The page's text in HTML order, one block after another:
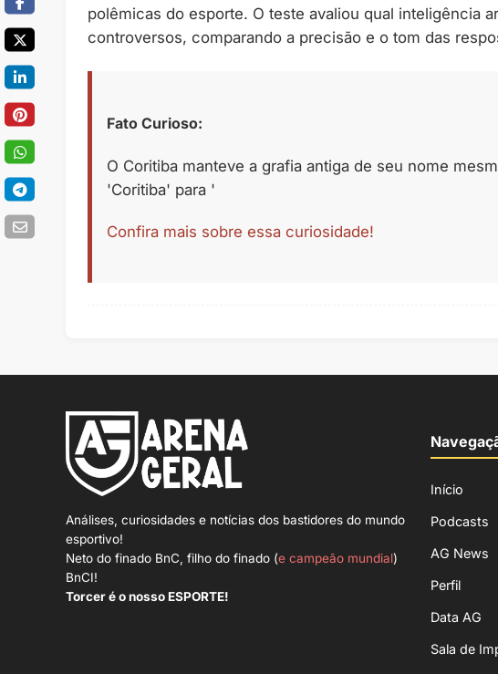
polêmicas do esporte. O teste avaliou qual inteligência
controversos, comparando a precisão e o tom das
Fato Curioso:
O Coritiba manteve a grafia antiga de seu nome
'Coritiba' para '
Confira mais sobre essa curiosidade!
Análises, curiosidades e notícias dos bastidores do mundo
esportivo!
Neto do finado BnC, filho do finado (e campeão mundial)
BnCI!
Torcer é o nosso ESPORTE!
Início
Podcasts
AG News
Perfil
Data AG
Sala de